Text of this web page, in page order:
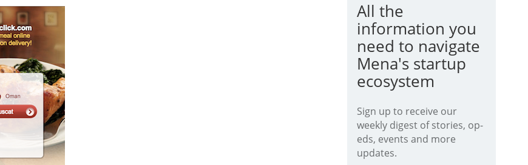
All the
information you
need to navigate
Mena's startup
ecosystem
Sign up to receive our
weekly digest of stories, op-
eds, events and more
updates.